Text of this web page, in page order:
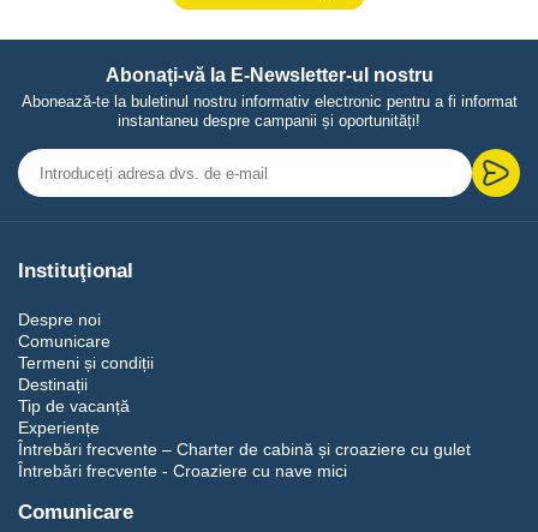
Abonați-vă la E-Newsletter-ul nostru
Abonează-te la buletinul nostru informativ electronic pentru a fi informat
instantaneu despre campanii și oportunități!
Instituţional
Despre noi
Comunicare
Termeni și condiții
Destinații
Tip de vacanță
Experiențe
Întrebări frecvente – Charter de cabină și croaziere cu gulet
Întrebări frecvente - Croaziere cu nave mici
Comunicare